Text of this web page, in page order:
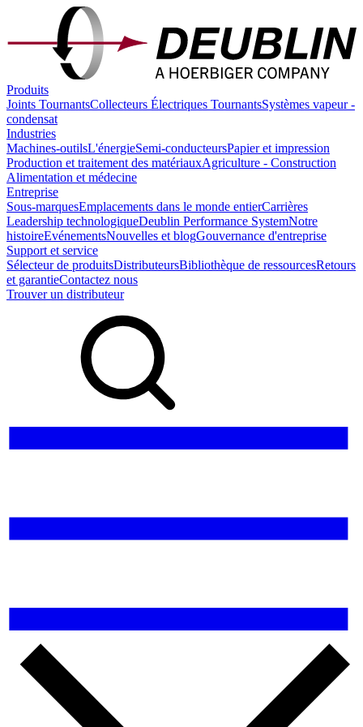
Produits
Joints TournantsCollecteurs Électriques TournantsSystèmes vapeur -
condensat
Industries
Machines-outilsL'énergieSemi-conducteursPapier et impression
Production et traitement des matériauxAgriculture - Construction
Alimentation et médecine
Entreprise
Sous-marquesEmplacements dans le monde entierCarrières
Leadership technologiqueDeublin Performance SystemNotre
histoireEvénementsNouvelles et blogGouvernance d'entreprise
Support et service
Sélecteur de produitsDistributeursBibliothèque de ressourcesRetours
et garantieContactez nous
Trouver un distributeur